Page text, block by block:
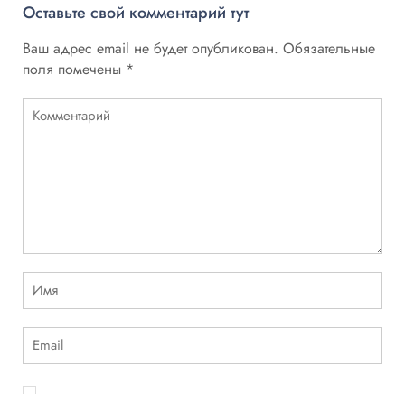
Оставьте свой комментарий тут
Ваш адрес email не будет опубликован. Обязательные
поля помечены *